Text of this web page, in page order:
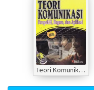
Teori Komunikasi Perspektif Ragam dan Aplikasi